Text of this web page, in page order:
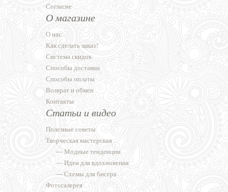
Согласие
О магазине
О нас
Как сделать заказ?
Система скидок
Способы доставки
Способы оплаты
Возврат и обмен
Контакты
Статьи и видео
Полезные советы
Творческая мастерская
— Модные тенденции
— Идеи для вдохновения
— Схемы для бисера
Фотогалерея